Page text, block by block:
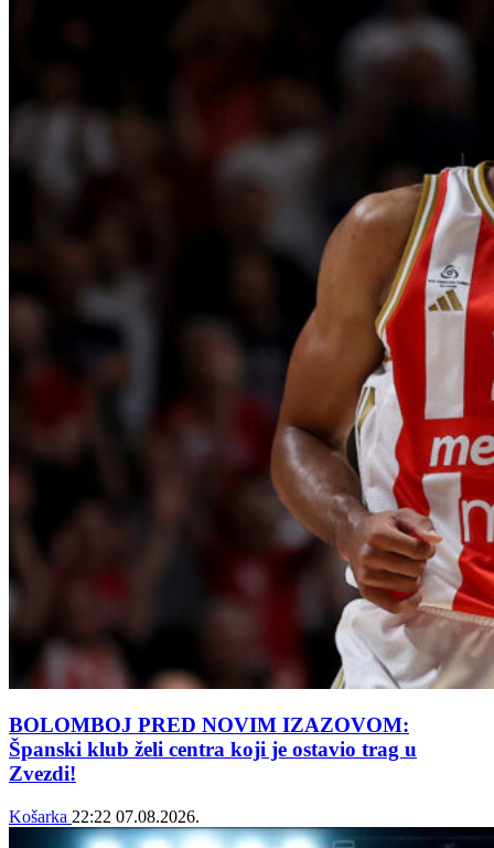
BOLOMBOJ PRED NOVIM IZAZOVOM:
Španski klub želi centra koji je ostavio trag u
Zvezdi!
Košarka 22:22 07.08.2026.